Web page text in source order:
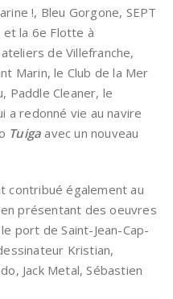
!, Bleu Gorgone, SEPT
et la 6e Flotte à
de Villefranche,
Marin, le Club de la Mer
Paddle Cleaner, le
a redonné vie au navire
Tuigaavec un nouveau
contribué également au
présentant des oeuvres
port de Saint-Jean-Cap-
Kristian,
Jack Metal, Sébastien